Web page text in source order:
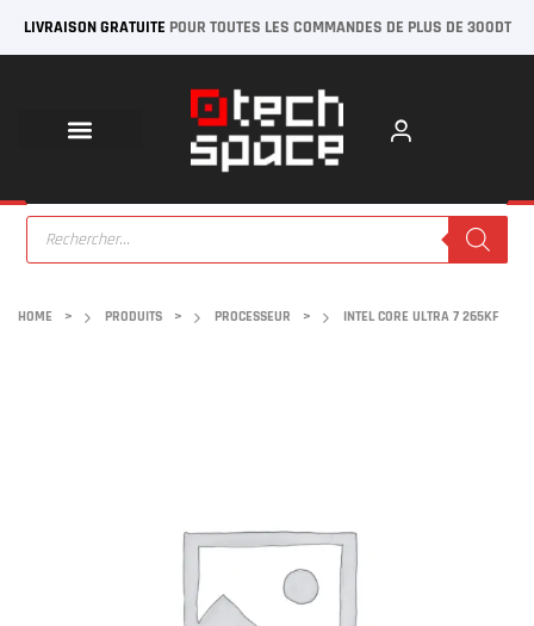
LIVRAISON GRATUITE POUR TOUTES LES COMMANDES DE PLUS DE 300DT
HOME > PRODUITS > PROCESSEUR > INTEL CORE ULTRA 7 265KF